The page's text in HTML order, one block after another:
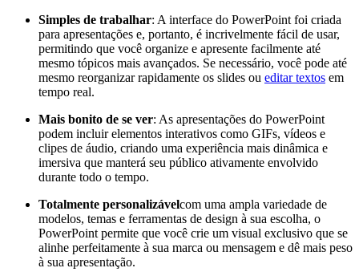
Simples de trabalhar: A interface do PowerPoint foi criada
para apresentações e, portanto, é incrivelmente fácil de usar,
permitindo que você organize e apresente facilmente até
mesmo tópicos mais avançados. Se necessário, você pode até
mesmo reorganizar rapidamente os slides ou editar textos em
tempo real.
Mais bonito de se ver: As apresentações do PowerPoint
podem incluir elementos interativos como GIFs, vídeos e
clipes de áudio, criando uma experiência mais dinâmica e
imersiva que manterá seu público ativamente envolvido
durante todo o tempo.
Totalmente personalizávelcom uma ampla variedade de
modelos, temas e ferramentas de design à sua escolha, o
PowerPoint permite que você crie um visual exclusivo que se
alinhe perfeitamente à sua marca ou mensagem e dê mais peso
à sua apresentação.